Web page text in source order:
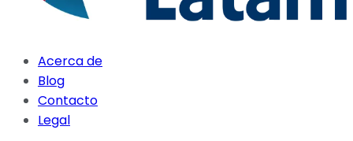
Acerca de
Blog
Contacto
Legal